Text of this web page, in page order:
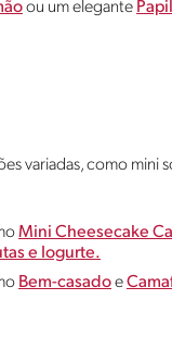
ou um elegante
variadas, como mini
Mini Cheesecake
e Iogurte.
Bem-casadoe